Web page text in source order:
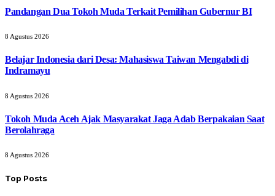
Pandangan Dua Tokoh Muda Terkait Pemilihan Gubernur BI
8 Agustus 2026
Belajar Indonesia dari Desa: Mahasiswa Taiwan Mengabdi di
Indramayu
8 Agustus 2026
Tokoh Muda Aceh Ajak Masyarakat Jaga Adab Berpakaian Saat
Berolahraga
8 Agustus 2026
Top Posts